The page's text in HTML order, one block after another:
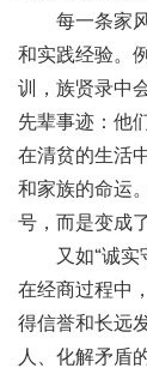
每一条家
和实践经验。
训，族贤录中
先辈事迹：他
在清贫的生活
和家族的命运
号，而是变成
又如“诚实
在经商过程中
得信誉和长远
人、化解矛盾